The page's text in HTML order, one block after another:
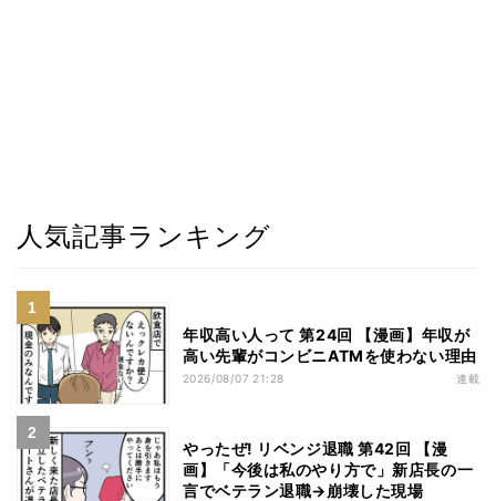
人気記事ランキング
年収高い人って 第24回 【漫画】年収が
高い先輩がコンビニATMを使わない理由
2026/08/07 21:28 連載
やったぜ! リベンジ退職 第42回 【漫
画】「今後は私のやり方で」新店長の一
言でベテラン退職→崩壊した現場